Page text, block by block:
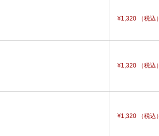
¥1,320 （税込）
¥1,320 （税込）
¥1,320 （税込）